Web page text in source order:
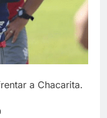
a Chacarita.